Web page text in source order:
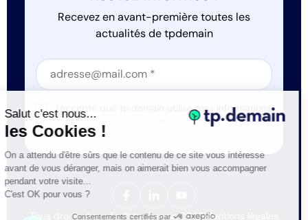
Recevez en avant-première toutes les
actualités de tpdemain
Section
Section
J'accepte que tp.demain utilise mes informations
Tous droits réservés © tp.demain 2026Mentions légales
Salut c'est nous...
les Cookies !
On a attendu d'être sûrs que le contenu de ce site vous intéresse
avant de vous déranger, mais on aimerait bien vous accompagner
pendant votre visite...
C'est OK pour vous ?
Consentements certifiés par